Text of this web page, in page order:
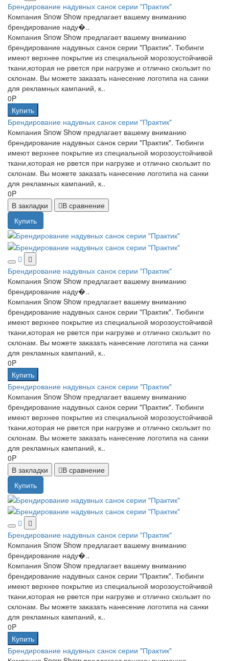
Брендирование надувных санок серии "Практик"
Компания Snow Show предлагает вашему вниманию
брендирование наду�..
Компания Snow Show предлагает вашему вниманию
брендирование надувных санок серии "Практик". Тюбинги
имеют верхнее покрытие из специальной морозоустойчивой
ткани,которая не рвется при нагрузке и отлично скользит по
склонам. Вы можете заказать нанесение логотипа на санки
для рекламных кампаний, к..
0P
Купить
Брендирование надувных санок серии "Практик"
Компания Snow Show предлагает вашему вниманию
брендирование надувных санок серии "Практик". Тюбинги
имеют верхнее покрытие из специальной морозоустойчивой
ткани,которая не рвется при нагрузке и отлично скользит по
склонам. Вы можете заказать нанесение логотипа на санки
для рекламных кампаний, к..
0P
В закладки
В сравнение
Купить
Брендирование надувных санок серии "Практик"
Компания Snow Show предлагает вашему вниманию
брендирование наду�..
Компания Snow Show предлагает вашему вниманию
брендирование надувных санок серии "Практик". Тюбинги
имеют верхнее покрытие из специальной морозоустойчивой
ткани,которая не рвется при нагрузке и отлично скользит по
склонам. Вы можете заказать нанесение логотипа на санки
для рекламных кампаний, к..
0P
Купить
Брендирование надувных санок серии "Практик"
Компания Snow Show предлагает вашему вниманию
брендирование надувных санок серии "Практик". Тюбинги
имеют верхнее покрытие из специальной морозоустойчивой
ткани,которая не рвется при нагрузке и отлично скользит по
склонам. Вы можете заказать нанесение логотипа на санки
для рекламных кампаний, к..
0P
В закладки
В сравнение
Купить
Брендирование надувных санок серии "Практик"
Компания Snow Show предлагает вашему вниманию
брендирование наду�..
Компания Snow Show предлагает вашему вниманию
брендирование надувных санок серии "Практик". Тюбинги
имеют верхнее покрытие из специальной морозоустойчивой
ткани,которая не рвется при нагрузке и отлично скользит по
склонам. Вы можете заказать нанесение логотипа на санки
для рекламных кампаний, к..
0P
Купить
Брендирование надувных санок серии "Практик"